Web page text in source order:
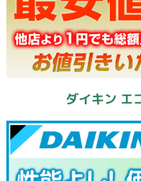
ダイキン エ